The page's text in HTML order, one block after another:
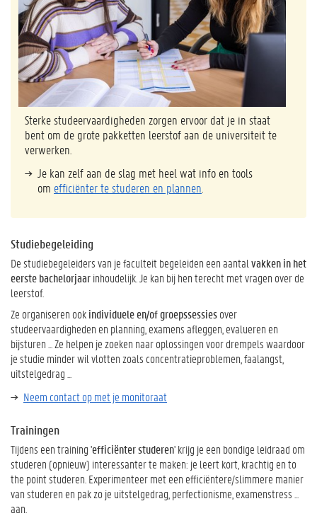
Sterke studeervaardigheden zorgen ervoor dat je in staat
bent om de grote pakketten leerstof aan de universiteit te
verwerken.
Je kan zelf aan de slag met heel wat info en tools
om efficiënter te studeren en plannen
Studiebegeleiding
De studiebegeleiders van je faculteit begeleiden een aantalvakken in het
eerste bachelorjaarinhoudelijk. Je kan bij hen terecht met vragen over de
leerstof.
Ze organiseren ookindividuele en/of groepssessiesover
studeervaardigheden en planning, examens afleggen, evalueren en
bijsturen ... Ze helpen je zoeken naar oplossingen voor drempels waardoor
je studie minder wil vlotten zoals concentratieproblemen, faalangst,
uitstelgedrag ...
Neem contact op met je monitoraat
Trainingen
Tijdens een training 'efficiënter studeren' krijg je een bondige leidraad om
studeren (opnieuw) interessanter te maken: je leert kort, krachtig en to
the point studeren. Experimenteer met een efficiëntere/slimmere manier
van studeren en pak zo je uitstelgedrag, perfectionisme, examenstress ...
aan.